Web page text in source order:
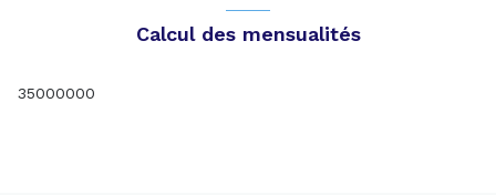
Calcul des mensualités
35000000